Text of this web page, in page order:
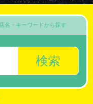
検索
店名・キーワードから探す